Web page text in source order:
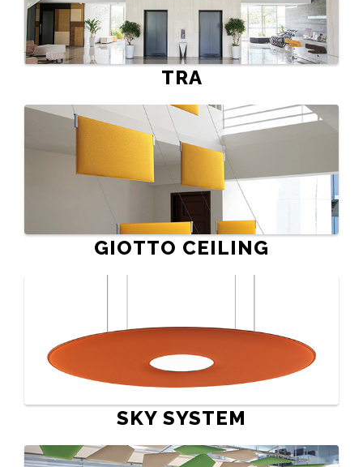
TRA
GIOTTO CEILING
SKY SYSTEM